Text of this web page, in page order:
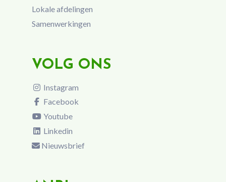
Lokale afdelingen
Samenwerkingen
VOLG ONS
Instagram
Facebook
Youtube
Linkedin
Nieuwsbrief